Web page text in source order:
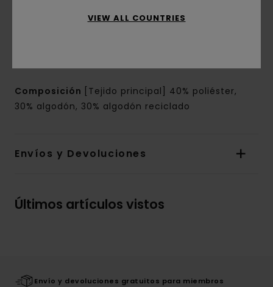
Composición
[Tejido principal] 40% poliéster,
30% algodón, 30% algodón reciclado
Envíos y Devoluciones
Últimos artículos vistos
Envío y devoluciones gratuitos para miembros
VIEW ALL COUNTRIES